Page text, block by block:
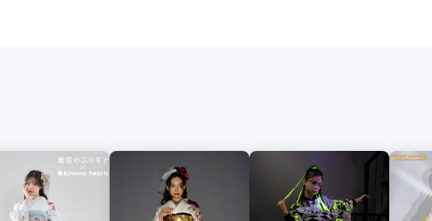
「私が主役」そんな気持ちで、堂々と振袖を着こなしたい女の子へ贈る一着で
コーデレーベル【グラマラス】